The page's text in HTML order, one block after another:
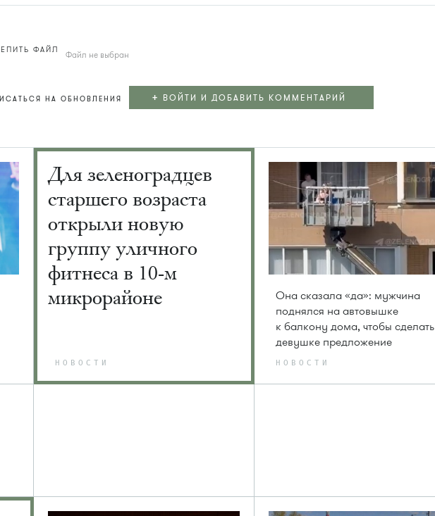
ФАЙЛ Файл не выбран
НА ОБНОВЛЕНИЯ + ВОЙТИ И ДОБАВИТЬ КОММЕНТАРИЙ
Для зеленоградцев
старшего возраста
открыли новую
группу уличного
фитнеса в 10-м
микрорайоне
НОВОСТИ
Она сказала «да»: мужчина
поднялся на автовышке
к балкону дома, чтобы сделать
девушке предложение
НОВОСТИ